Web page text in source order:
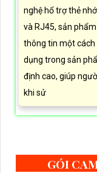
nghệ hổ trợ thẻ
và RJ45, sản
thông tin một cách
dụng trong sản
định cao, giúp
khi sử
GÓI